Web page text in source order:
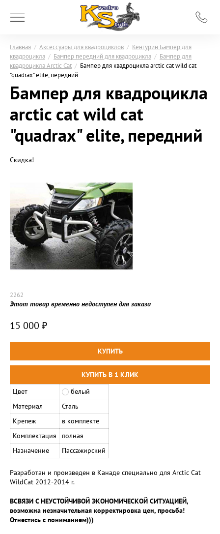
Главная / Аксессуары для квадроциклов / Кенгурин Бампер для
квадроцикла / Бампер передний для квадроцикла / Бампер для
квадроцикла Arctic Cat / Бампер для квадроцикла arctic cat wild cat
"quadrax" elite, передний
Бампер для квадроцикла
arctic cat wild cat
"quadrax" elite, передний
Скидка!
2262
Этот товар временно недоступен для заказа
15 000 ₽
Цвет
белый
Материал
Сталь
Крепеж
в комплекте
Комплектация
полная
Назначение
Пассажирский
Разработан и произведен в Канаде специально для Arctic Cat
WildCat 2012-2014 г.
ВСВЯЗИ С НЕУСТОЙЧИВОЙ ЭКОНОМИЧЕСКОЙ СИТУАЦИЕЙ,
возможна незначительная корректировка цен, просьба!
Отнестись с пониманием)))